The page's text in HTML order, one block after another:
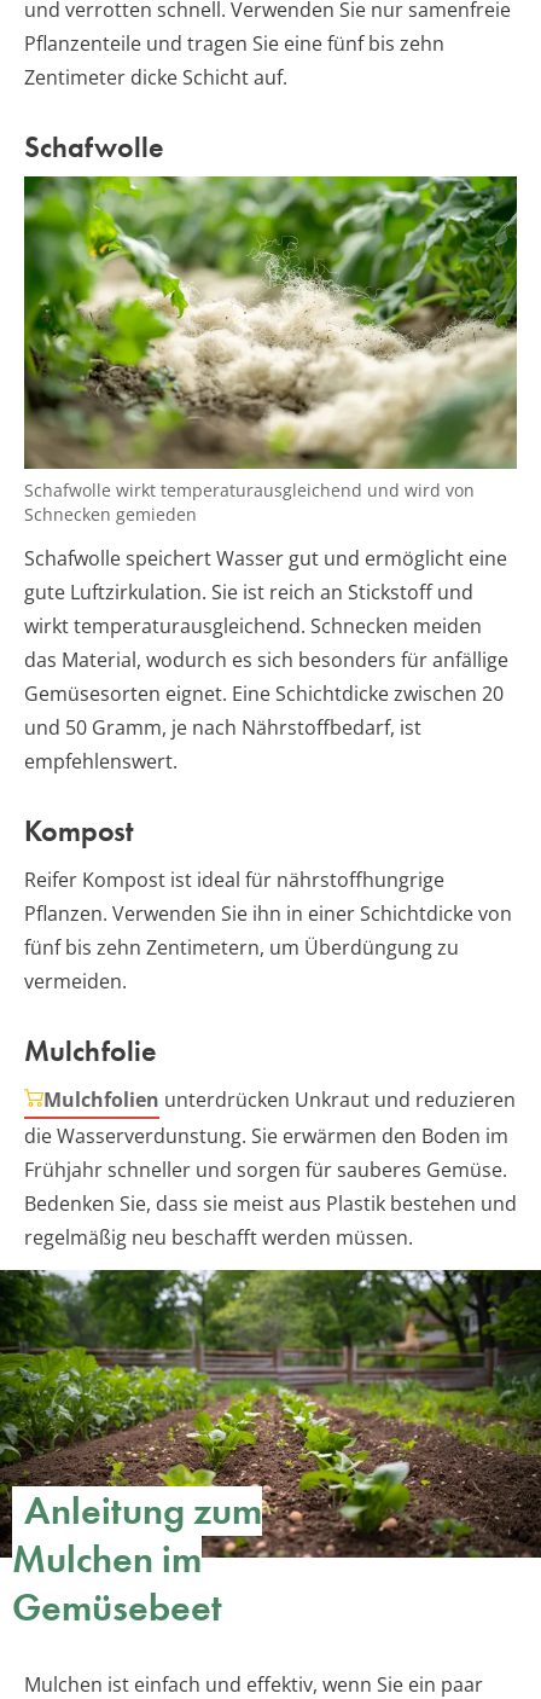
und verrotten schnell. Verwenden Sie nur samenfreie
Pflanzenteile und tragen Sie eine fünf bis zehn
Zentimeter dicke Schicht auf.
Schafwolle
Schafwolle wirkt temperaturausgleichend und wird von
Schnecken gemieden
Schafwolle speichert Wasser gut und ermöglicht eine
gute Luftzirkulation. Sie ist reich an Stickstoff und
wirkt temperaturausgleichend. Schnecken meiden
das Material, wodurch es sich besonders für anfällige
Gemüsesorten eignet. Eine Schichtdicke zwischen 20
und 50 Gramm, je nach Nährstoffbedarf, ist
empfehlenswert.
Kompost
Reifer Kompost ist ideal für nährstoffhungrige
Pflanzen. Verwenden Sie ihn in einer Schichtdicke von
fünf bis zehn Zentimetern, um Überdüngung zu
vermeiden.
Mulchfolie
Mulchfolien unterdrücken Unkraut und reduzieren
die Wasserverdunstung. Sie erwärmen den Boden im
Frühjahr schneller und sorgen für sauberes Gemüse.
Bedenken Sie, dass sie meist aus Plastik bestehen und
regelmäßig neu beschafft werden müssen.
Anleitung zum
Mulchen im
Gemüsebeet
Mulchen ist einfach und effektiv, wenn Sie ein paar